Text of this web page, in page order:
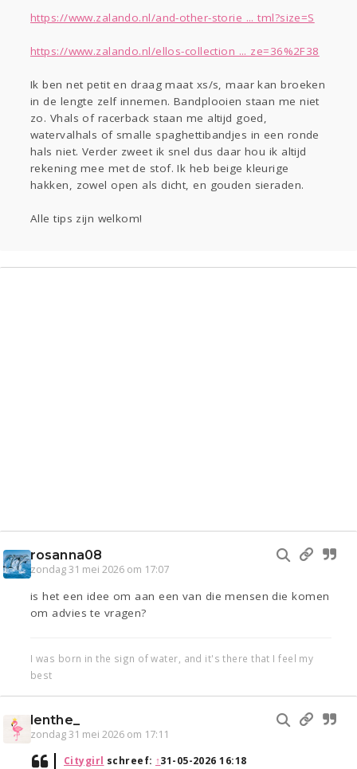
https://www.zalando.nl/and-other-storie ... tml?size=S
https://www.zalando.nl/ellos-collection ... ze=36%2F38
Ik ben net petit en draag maat xs/s, maar kan broeken
in de lengte zelf innemen. Bandplooien staan me niet
zo. Vhals of racerback staan me altijd goed,
watervalhals of smalle spaghettibandjes in een ronde
hals niet. Verder zweet ik snel dus daar hou ik altijd
rekening mee met de stof. Ik heb beige kleurige
hakken, zowel open als dicht, en gouden sieraden.
Alle tips zijn welkom!
rosanna08
zondag 31 mei 2026 om 17:07
is het een idee om aan een van die mensen die komen
om advies te vragen?
I was born in the sign of water, and it's there that I feel my
best
lenthe_
zondag 31 mei 2026 om 17:11
Citygirl schreef: ↑31-05-2026 16:18